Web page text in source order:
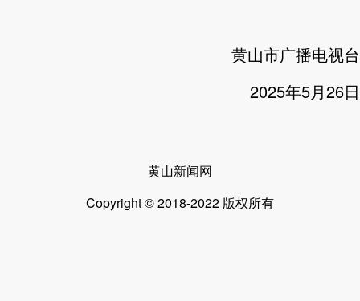
黄山市广播电视台
2025年5月26日
黄山新闻网
Copyright © 2018-2022 版权所有